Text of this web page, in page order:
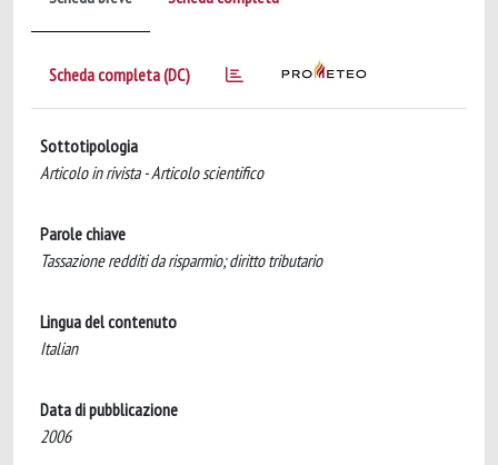
Scheda completa (DC)
Sottotipologia
Articolo in rivista - Articolo scientifico
Parole chiave
Tassazione redditi da risparmio; diritto tributario
Lingua del contenuto
Italian
Data di pubblicazione
2006